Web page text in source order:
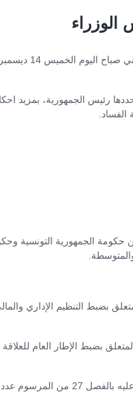
بالتنسيق مع رئيس الجمهورية السيد قيس سعيد، تولى رئيس الحكومة السيد أحمد الحشّاني صباح اليوم الخميس 14 ديسمبر
رئيس الجمهورية، بمزيد
حكومة الجمهورية التونسية
أمر يتعلق بإتمام الأمر عدد 1885 لسنة 2007 المؤرخ في 23 جويلية 2007 المتعلق بضبط التنظيم الإداري
أمر يتعلق بتنقيح وإتمام الأمر عدد 982 لسنة 1993 المؤرخ في 3 ماي 1993 المتعلق بضبط الإطار العام